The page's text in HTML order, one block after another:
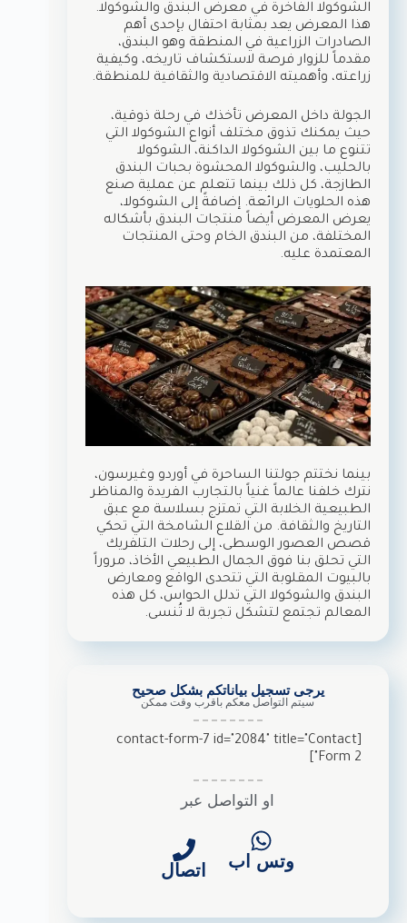
الشوكولا الفاخرة في معرض البندق والشوكولا.
هذا المعرض يعد بمثابة احتفال بإحدى أهم
الصادرات الزراعية في المنطقة وهو البندق،
مقدماً للزوار فرصة لاستكشاف تاريخه، وكيفية
زراعته، وأهميته الاقتصادية والثقافية للمنطقة.
الجولة داخل المعرض تأخذك في رحلة ذوقية،
حيث يمكنك تذوق مختلف أنواع الشوكولا التي
تتنوع ما بين الشوكولا الداكنة، الشوكولا
بالحليب، والشوكولا المحشوة بحبات البندق
الطازجة، كل ذلك بينما تتعلم عن عملية صنع
هذه الحلويات الرائعة. إضافةً إلى الشوكولا،
يعرض المعرض أيضاً منتجات البندق بأشكاله
المختلفة، من البندق الخام وحتى المنتجات
المعتمدة عليه.
بينما نختتم جولتنا الساحرة في أوردو وغيرسون،
نترك خلفنا عالماً غنياً بالتجارب الفريدة والمناظر
الطبيعية الخلابة التي تمتزج بسلاسة مع عبق
التاريخ والثقافة. من القلاع الشامخة التي تحكي
قصص العصور الوسطى، إلى رحلات التلفريك
التي تحلق بنا فوق الجمال الطبيعي الأخاذ، مروراً
بالبيوت المقلوبة التي تتحدى الواقع ومعارض
البندق والشوكولا التي تدلل الحواس، كل هذه
المعالم تجتمع لتشكل تجربة لا تُنسى.
يرجى تسجيل بياناتكم بشكل صحيح
سيتم التواصل معكم باقرب وقت ممكن
[contact-form-7 id="2084" title="Contact
Form 2"]
او التواصل عبر
وتس اب اتصال